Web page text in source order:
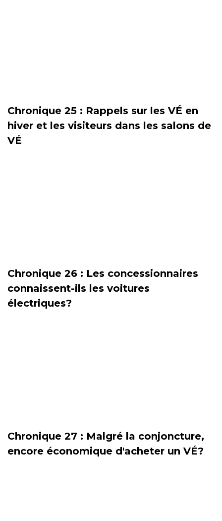
Chronique 25 : Rappels sur les VÉ en
hiver et les visiteurs dans les salons de
VÉ
Chronique 26 : Les concessionnaires
connaissent-ils les voitures
électriques?
Chronique 27 : Malgré la conjoncture,
encore économique d'acheter un VÉ?